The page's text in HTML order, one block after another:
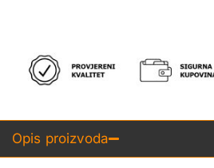
Opis proizvoda